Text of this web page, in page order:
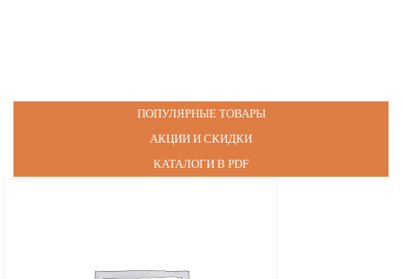
ПОПУЛЯРНЫЕ ТОВАРЫ
АКЦИИ И СКИДКИ
КАТАЛОГИ В PDF